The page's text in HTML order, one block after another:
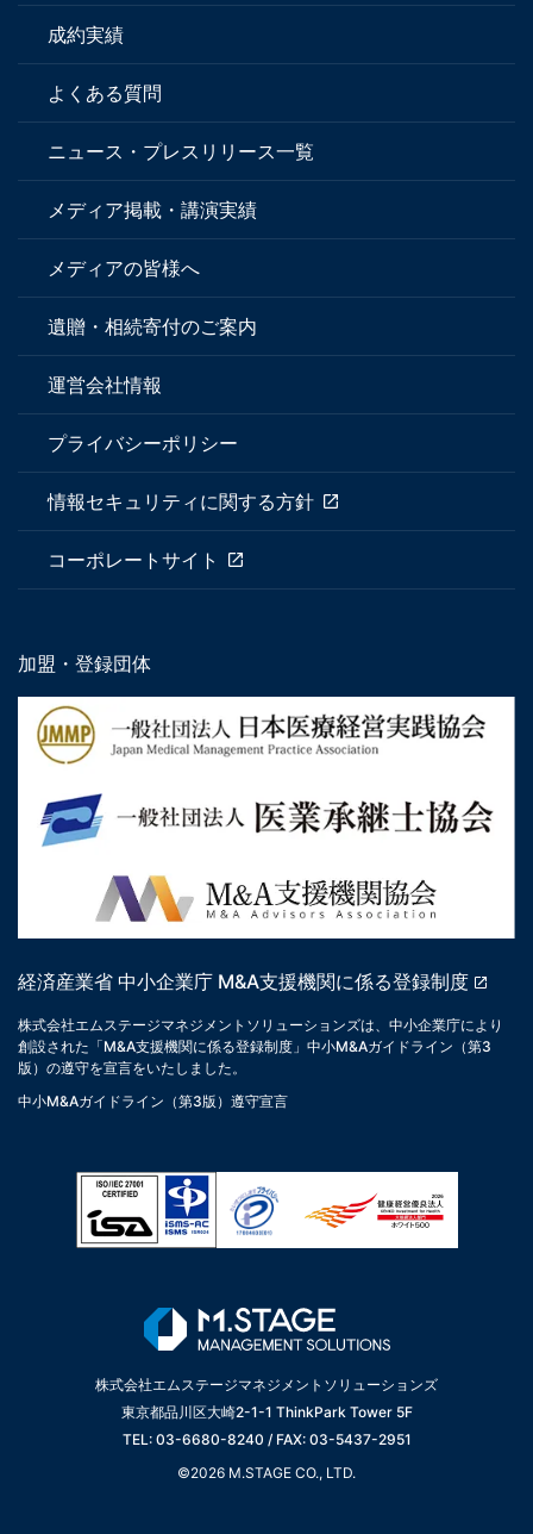
成約実績
よくある質問
ニュース・プレスリリース一覧
メディア掲載・講演実績
メディアの皆様へ
遺贈・相続寄付のご案内
運営会社情報
プライバシーポリシー
情報セキュリティに関する方針
コーポレートサイト
加盟・登録団体
経済産業省 中小企業庁 M&A支援機関に係る登録制度
株式会社エムステージマネジメントソリューションズは、中小企業庁により
創設された「M&A支援機関に係る登録制度」中小M&Aガイドライン（第3
版）の遵守を宣言をいたしました。
中小M&Aガイドライン（第3版）遵守宣言
株式会社エムステージマネジメントソリューションズ
東京都品川区大崎2-1-1 ThinkPark Tower 5F
TEL: 03-6680-8240 / FAX: 03-5437-2951
©2026 M.STAGE CO., LTD.